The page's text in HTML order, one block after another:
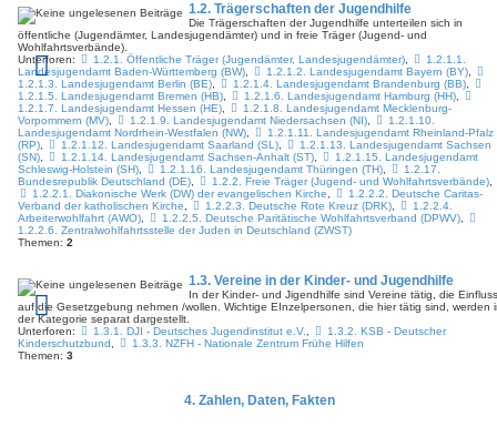
Author:kjh-mov
Category:Vera Birkenbihl
Date: So 5. Mai 2024, 15:19
Views: 3976 Duration:
Author:kjh-mov
Category:Vera Birkenbihl
Date: So 5. Mai 2024, 15:18
Views: 4300 Duration:
Author:kjh-mov
Category:
Vera Birkenbihl
Date: So 5. Mai 2024, 15:09
Views: 4623 Duration:
Author:kjh-mov
Category:Vera Birkenbihl
Date: So 5. Mai 2024, 15:03
Views: 3909 Duration:
1.2. Trägerschaften der Jugendhilfe
Die Trägerschaften der Jugendhilfe unterteilen sich in
öffentliche (Jugendämter, Landesjugendämter) und in freie Träger (Jugend- und
Wohlfahrtsverbände).
Unterforen:
1.2.1. Öffentliche Träger (Jugendämter, Landesjugendämter),
1.2.1.1.
Landesjugendamt Baden-Württemberg (BW)
1.2.1.2. Landesjugendamt Bayern (BY),
1.2.1.3. Landesjugendamt Berlin (BE)
1.2.1.4. Landesjugendamt Brandenburg (BB),
1.2.1.5. Landesjugendamt Bremen (HB)
1.2.1.6. Landesjugendamt Hamburg (HH),
1.2.1.7. Landesjugendamt Hessen (HE)
1.2.1.8. Landesjugendamt Mecklenburg-
Vorpommern (MV)
1.2.1.9. Landesjugendamt Niedersachsen (NI),
1.2.1.10.
Landesjugendamt Nordrhein-Westfalen (NW)
1.2.1.11. Landesjugendamt Rheinland-Pfalz
(RP)
1.2.1.12. Landesjugendamt Saarland (SL),
1.2.1.13. Landesjugendamt Sachsen
(SN)
1.2.1.14. Landesjugendamt Sachsen-Anhalt (ST),
1.2.1.15. Landesjugendamt
Schleswig-Holstein (SH)
1.2.1.16. Landesjugendamt Thüringen (TH),
1.2.17.
Bundesrepublik Deutschland (DE)
1.2.2. Freie Träger (Jugend- und Wohlfahrtsverbände),
1.2.2.1. Diakonische Werk (DW) der evangelischen Kirche
1.2.2.2. Deutsche Caritas-
Verband der katholischen Kirche
1.2.2.3. Deutsche Rote Kreuz (DRK),
1.2.2.4.
Arbeiterwohlfahrt (AWO)
1.2.2.5. Deutsche Paritätische Wohlfahrtsverband (DPWV),
1.2.2.6. Zentralwohlfahrtsstelle der Juden in Deutschland (ZWST)
Themen: 2
1.3. Vereine in der Kinder- und Jugendhilfe
In der Kinder- und Jigendhilfe sind Vereine tätig, die Einfluss
auf die Gesetzgebung nehmen /wollen. Wichtige EInzelpersonen, die hier tätig sind, werden
der Kategorie separat dargestellt.
Unterforen:
1.3.1. DJI - Deutsches Jugendinstitut e.V.
1.3.2. KSB - Deutscher
Kinderschutzbund
1.3.3. NZFH - Nationale Zentrum Frühe Hilfen
Themen: 3
4. Zahlen, Daten, Fakten